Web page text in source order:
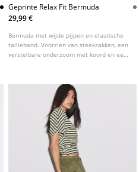
Geprinte Relax Fit Bermuda
29,99 €
Bermuda met wijde pijpen en elastische
tailleband. Voorzien van steekzakken, een
verstelbare onderzoom met koord en een